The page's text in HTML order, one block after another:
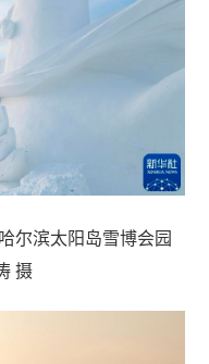
尔滨太阳岛雪博会园
摄